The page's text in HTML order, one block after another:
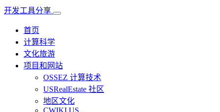
开发工具分享
首页
计算科学
文化旅游
项目和网站
OSSEZ 计算技术
USRealEstate 社区
地区文化
CWIKI.US